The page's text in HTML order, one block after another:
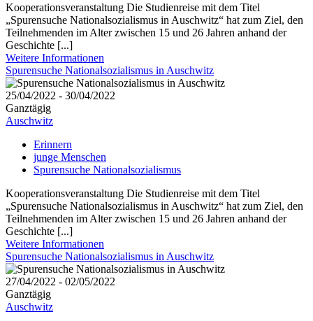
Kooperationsveranstaltung Die Studienreise mit dem Titel
„Spurensuche Nationalsozialismus in Auschwitz“ hat zum Ziel, den
Teilnehmenden im Alter zwischen 15 und 26 Jahren anhand der
Geschichte [...]
Weitere Informationen
Spurensuche Nationalsozialismus in Auschwitz
25/04/2022 - 30/04/2022
Ganztägig
Auschwitz
Erinnern
junge Menschen
Spurensuche Nationalsozialismus
Kooperationsveranstaltung Die Studienreise mit dem Titel
„Spurensuche Nationalsozialismus in Auschwitz“ hat zum Ziel, den
Teilnehmenden im Alter zwischen 15 und 26 Jahren anhand der
Geschichte [...]
Weitere Informationen
Spurensuche Nationalsozialismus in Auschwitz
27/04/2022 - 02/05/2022
Ganztägig
Auschwitz